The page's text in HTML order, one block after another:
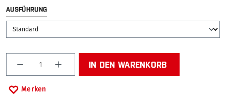
AUSFÜHRUNGAUSWÄHLEN
Produkt Anzahl: Gib den gewünschten Wert ein
IN DEN WARENKORB
Merken